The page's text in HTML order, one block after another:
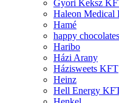
Gyori Keksz
Haleon Medical
Hamé
happy
Haribo
Házi Arany
Házisweets KFT
Heinz
Hell Energy